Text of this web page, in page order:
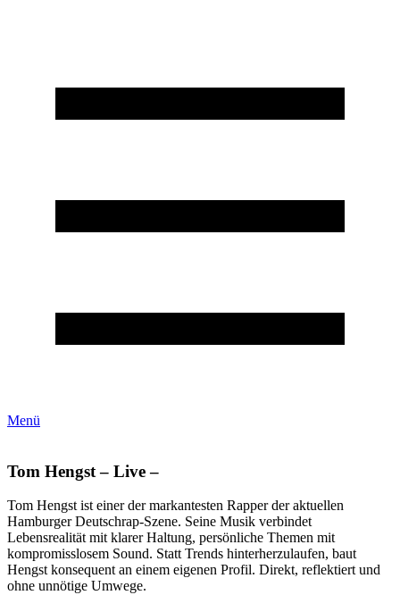
Menü
Tom Hengst – Live –
Tom Hengst ist einer der markantesten Rapper der aktuellen
Hamburger Deutschrap-Szene. Seine Musik verbindet
Lebensrealität mit klarer Haltung, persönliche Themen mit
kompromisslosem Sound. Statt Trends hinterherzulaufen, baut
Hengst konsequent an einem eigenen Profil. Direkt, reflektiert und
ohne unnötige Umwege.